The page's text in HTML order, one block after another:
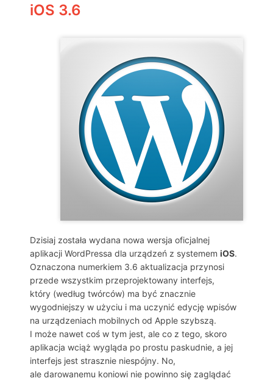
iOS 3.6
Dzisiaj została wydana nowa wersja oficjalnej
aplikacji WordPressa dla urządzeń z systemem iOS.
Oznaczona numerkiem 3.6 aktualizacja przynosi
przede wszystkim przeprojektowany interfejs,
który (według twórców) ma być znacznie
wygodniejszy w użyciu i ma uczynić edycję wpisów
na urządzeniach mobilnych od Apple szybszą.
I może nawet coś w tym jest, ale co z tego, skoro
aplikacja wciąż wygląda po prostu paskudnie, a jej
interfejs jest strasznie niespójny. No,
ale darowanemu koniowi nie powinno się zaglądać